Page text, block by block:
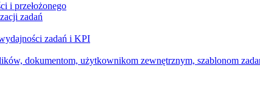
i przełożonego
zadań
zadań i KPI
dokumentom, użytkownikom zewnętrznym, szablonom